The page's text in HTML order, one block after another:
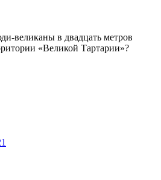
великаны в двадцать метров
«Великой Тартарии»?